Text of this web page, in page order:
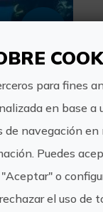
sin
para fines
en base a
navegación en
Puedes
o
el uso de